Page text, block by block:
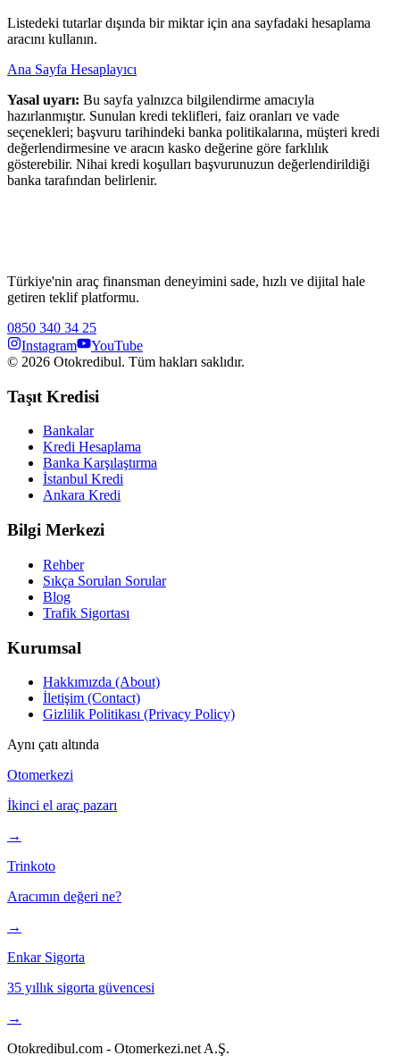
Listedeki tutarlar dışında bir miktar için ana sayfadaki hesaplama
aracını kullanın.
Ana Sayfa Hesaplayıcı
Yasal uyarı: Bu sayfa yalnızca bilgilendirme amacıyla
hazırlanmıştır. Sunulan kredi teklifleri, faiz oranları ve vade
seçenekleri; başvuru tarihindeki banka politikalarına, müşteri kredi
değerlendirmesine ve aracın kasko değerine göre farklılık
gösterebilir. Nihai kredi koşulları başvurunuzun değerlendirildiği
banka tarafından belirlenir.
Türkiye'nin araç finansman deneyimini sade, hızlı ve dijital hale
getiren teklif platformu.
0850 340 34 25
Instagram
YouTube
© 2026 Otokredibul. Tüm hakları saklıdır.
Taşıt Kredisi
Bankalar
Kredi Hesaplama
Banka Karşılaştırma
İstanbul Kredi
Ankara Kredi
Bilgi Merkezi
Rehber
Sıkça Sorulan Sorular
Blog
Trafik Sigortası
Kurumsal
Hakkımızda (About)
İletişim (Contact)
Gizlilik Politikası (Privacy Policy)
Aynı çatı altında
Otomerkezi
İkinci el araç pazarı
→
Trinkoto
Aracımın değeri ne?
→
Enkar Sigorta
35 yıllık sigorta güvencesi
→
Otokredibul.com - Otomerkezi.net A.Ş.